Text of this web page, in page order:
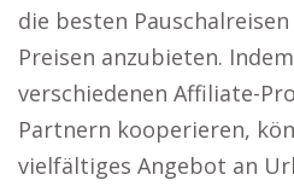
die besten
Preisen anzubieten.
verschiedenen Affiliate-
Partnern kooperieren,
vielfältiges Angebot an